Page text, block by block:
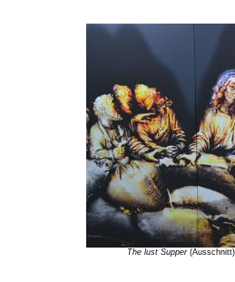
The lust Supper(Ausschnitt)